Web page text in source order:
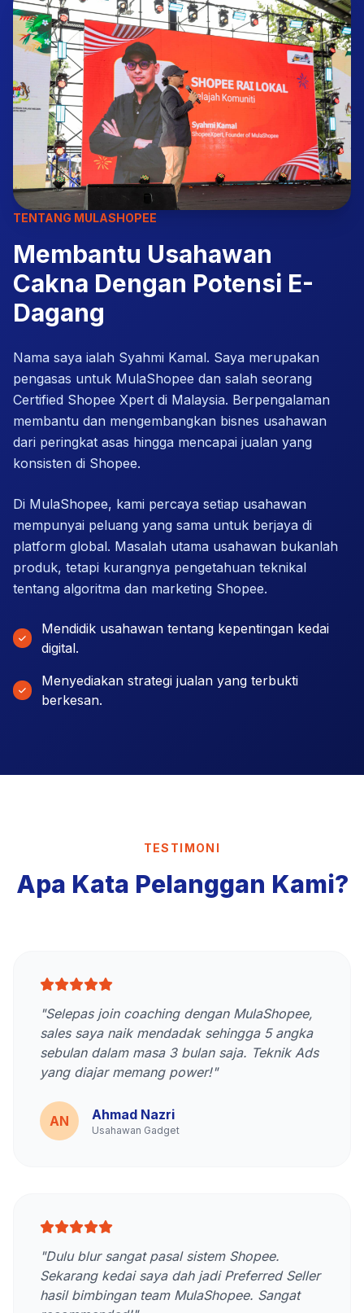
TENTANG MULASHOPEE
Membantu Usahawan
Cakna Dengan Potensi E-
Dagang
Nama saya ialah Syahmi Kamal. Saya merupakan
pengasas untuk MulaShopee dan salah seorang
Certified Shopee Xpert di Malaysia. Berpengalaman
membantu dan mengembangkan bisnes usahawan
dari peringkat asas hingga mencapai jualan yang
konsisten di Shopee.
Di MulaShopee, kami percaya setiap usahawan
mempunyai peluang yang sama untuk berjaya di
platform global. Masalah utama usahawan bukanlah
produk, tetapi kurangnya pengetahuan teknikal
tentang algoritma dan marketing Shopee.
Mendidik usahawan tentang kepentingan kedai
digital.
Menyediakan strategi jualan yang terbukti
berkesan.
TESTIMONI
Apa Kata Pelanggan Kami?
"Selepas join coaching dengan MulaShopee,
sales saya naik mendadak sehingga 5 angka
sebulan dalam masa 3 bulan saja. Teknik Ads
yang diajar memang power!"
AN Ahmad Nazri
Usahawan Gadget
"Dulu blur sangat pasal sistem Shopee.
Sekarang kedai saya dah jadi Preferred Seller
hasil bimbingan team MulaShopee. Sangat